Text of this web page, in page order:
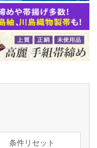
条件リセット